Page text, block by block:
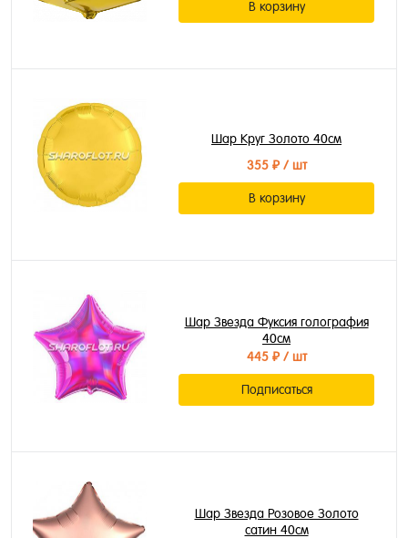
В корзину
Шар Круг Золото 40см
355 ₽/ шт
В корзину
Шар Звезда Фуксия голография
40см
445 ₽/ шт
Подписаться
Шар Звезда Розовое Золото
сатин 40см